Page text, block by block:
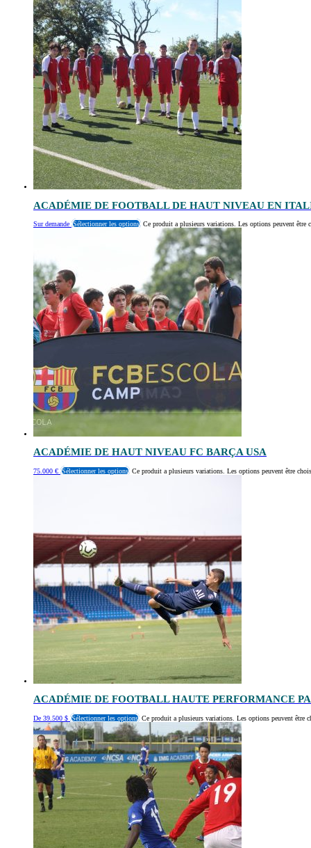
ACADÉMIE DE FOOTBALL DE HAUT NIVEAU EN
Sur demande Sélectionner les options Ce produit a plusieurs variations. Les options peuvent être
ACADÉMIE DE HAUT NIVEAU FC BARÇA USA
75.000 € Sélectionner les options Ce produit a plusieurs variations. Les options peuvent être
ACADÉMIE DE FOOTBALL HAUTE PERFORMANCE
De 39.500 $ Sélectionner les options Ce produit a plusieurs variations. Les options peuvent être